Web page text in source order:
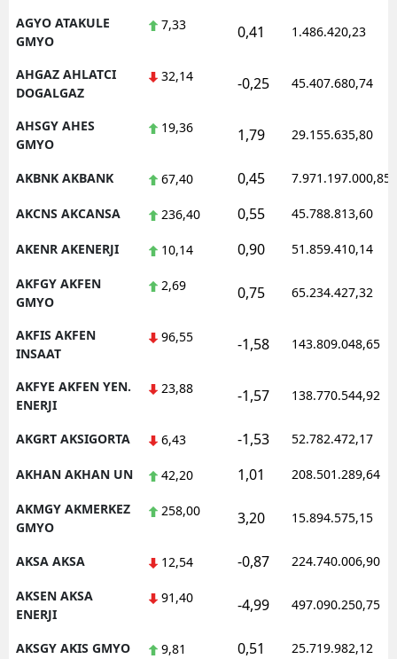
AGYO ATAKULE
GMYO
7,33 0,41 1.486.420,23
AHGAZ AHLATCI
DOGALGAZ
32,14 -0,25 45.407.680,74
AHSGY AHES
GMYO
19,36 1,79 29.155.635,80
AKBNK AKBANK 67,40 0,45 7.971.197.000,85
AKCNS AKCANSA 236,40 0,55 45.788.813,60
AKENR AKENERJI 10,14 0,90 51.859.410,14
AKFGY AKFEN
GMYO
2,69 0,75 65.234.427,32
AKFIS AKFEN
INSAAT
96,55 -1,58 143.809.048,65
AKFYE AKFEN YEN.
ENERJI
23,88 -1,57 138.770.544,92
AKGRT AKSIGORTA 6,43 -1,53 52.782.472,17
AKHAN AKHAN UN 42,20 1,01 208.501.289,64
AKMGY AKMERKEZ
GMYO
258,00 3,20 15.894.575,15
AKSA AKSA 12,54 -0,87 224.740.006,90
AKSEN AKSA
ENERJI
91,40 -4,99 497.090.250,75
AKSGY AKIS GMYO 9,81 0,51 25.719.982,12